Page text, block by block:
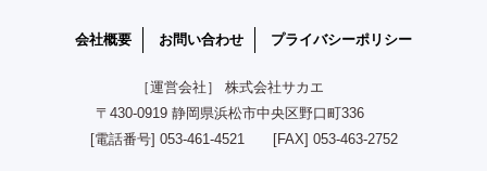
会社概要 お問い合わせ プライバシーポリシー
［運営会社］ 株式会社サカエ
〒430-0919 静岡県浜松市中央区野口町336
[電話番号] 053-461-4521 [FAX] 053-463-2752